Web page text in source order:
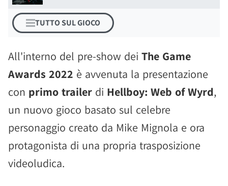
TUTTO SUL GIOCO
All'interno del pre-show dei The Game
Awards 2022 è avvenuta la presentazione
con primo trailer di Hellboy: Web of Wyrd,
un nuovo gioco basato sul celebre
personaggio creato da Mike Mignola e ora
protagonista di una propria trasposizione
videoludica.